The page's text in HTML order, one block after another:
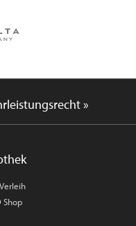
»
Shop